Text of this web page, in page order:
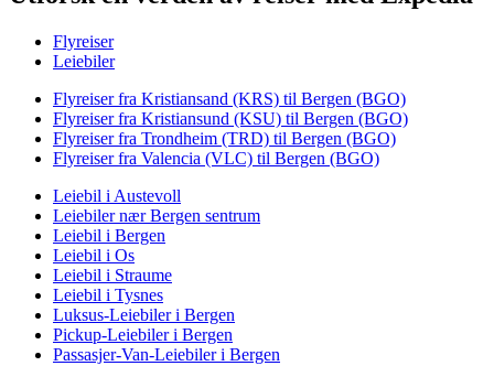
Flyreiser
Leiebiler
Flyreiser fra Kristiansand (KRS) til Bergen (BGO)
Flyreiser fra Kristiansund (KSU) til Bergen (BGO)
Flyreiser fra Trondheim (TRD) til Bergen (BGO)
Flyreiser fra Valencia (VLC) til Bergen (BGO)
Leiebil i Austevoll
Leiebiler nær Bergen sentrum
Leiebil i Bergen
Leiebil i Os
Leiebil i Straume
Leiebil i Tysnes
Luksus-Leiebiler i Bergen
Pickup-Leiebiler i Bergen
Passasjer-Van-Leiebiler i Bergen